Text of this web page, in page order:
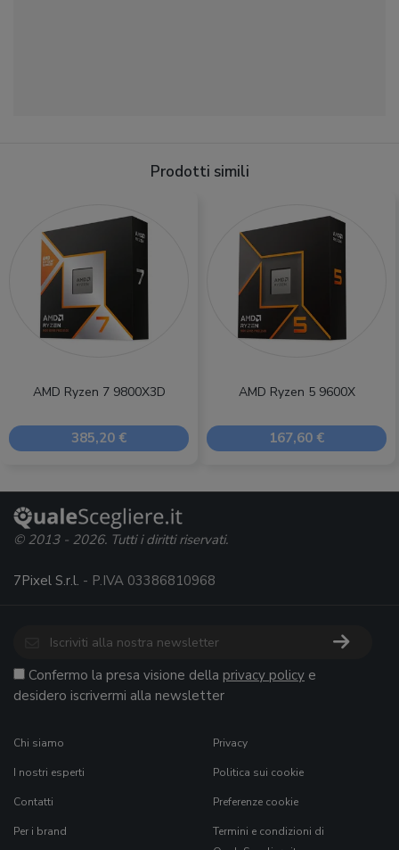
Prodotti simili
AMD Ryzen 7 9800X3D
385,20 €
AMD Ryzen 5 9600X
167,60 €
© 2013 - 2026. Tutti i diritti riservati.
7Pixel S.r.l. - P.IVA 03386810968
Confermo la presa visione della privacy policy e
desidero iscrivermi alla newsletter
Chi siamo
I nostri esperti
Contatti
Per i brand
Privacy
Politica sui cookie
Preferenze cookie
Termini e condizioni di